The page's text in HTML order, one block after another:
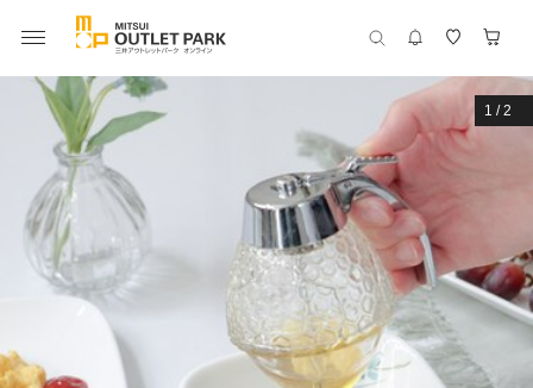
1 /2